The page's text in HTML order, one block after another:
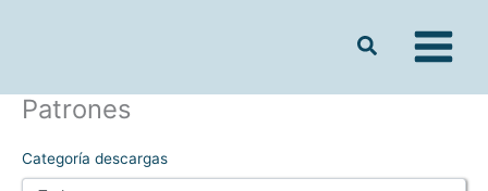
Patrones
Categoría descargas